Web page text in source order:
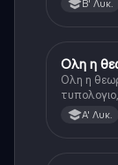
Β' Λυκ.
Ολη η
Ολη η
για το
Α' Λυκ.